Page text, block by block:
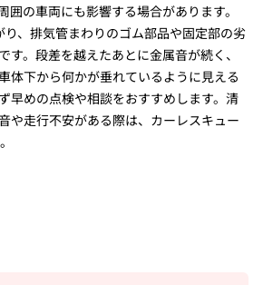
囲の車両にも影響する場合があります。
、排気管まわりのゴム部品や固定部の劣
す。段差を越えたあとに金属音が続く、
体下から何かが垂れているように見える
早めの点検や相談をおすすめします。清
や走行不安がある際は、カーレスキュー